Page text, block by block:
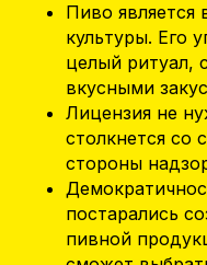
Пиво
культуры. Его
целый ритуал,
вкусными
Лицензия не
столкнется со
стороны
постарались
пивной